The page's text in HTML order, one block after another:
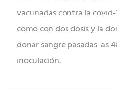
vacunadas contra la
como con dos dosis y la
donar sangre pasadas las
inoculación.